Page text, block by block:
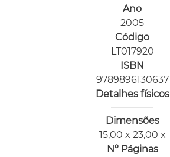
Ano
2005
Código
LT017920
ISBN
9789896130637
Detalhes físicos
Dimensões
15,00 x 23,00 x
Nº Páginas